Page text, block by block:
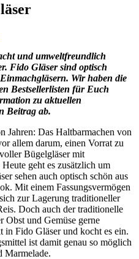
und umweltfreundlich
Fido Gläser sind optisch
Wir haben die
Bestsellerlisten für Euch
zu aktuellen
Beitrag ab.
Jahren: Das Haltbarmachen von
allem darum, einen Vorrat zu
Bügelgläser mit
geht es zusätzlich um
sehen auch optisch schön aus
Mit einem Fassungsvermögen
zur Lagerung traditioneller
Doch auch der traditionelle
Obst und Gemüse gerne
in Fido Gläser und kocht es ein.
ist damit genau so möglich
Marmelade.